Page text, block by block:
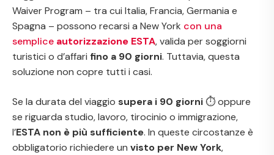
Waiver Program – tra cui Italia, Francia, Germania e
Spagna – possono recarsi a New York con una
semplice autorizzazione ESTA, valida per soggiorni
turistici o d’affari fino a 90 giorni. Tuttavia, questa
soluzione non copre tutti i casi.
Se la durata del viaggio supera i 90 giorni⏱️ oppure
se riguarda studio, lavoro, tirocinio o immigrazione,
l’ESTA non è più sufficiente. In queste circostanze è
obbligatorio richiedere un visto per New York,